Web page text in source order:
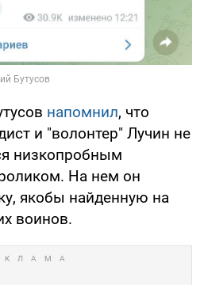
напомнил, что
и "волонтер" Лучин не
низкопробным
На нем он
якобы найденную на
воинов.